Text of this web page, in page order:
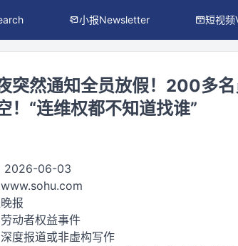
小报Newsletter 短视
突然通知全员放假！200多
！“连维权都不知道找谁”
2026-06-03
www.sohu.com
报
劳动者权益事件
深度报道或非虚构写作